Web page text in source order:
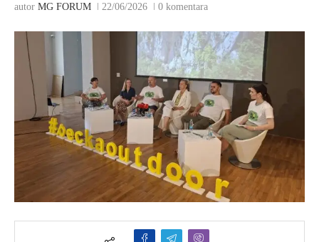
autor MG FORUM 22/06/2026 0 komentara